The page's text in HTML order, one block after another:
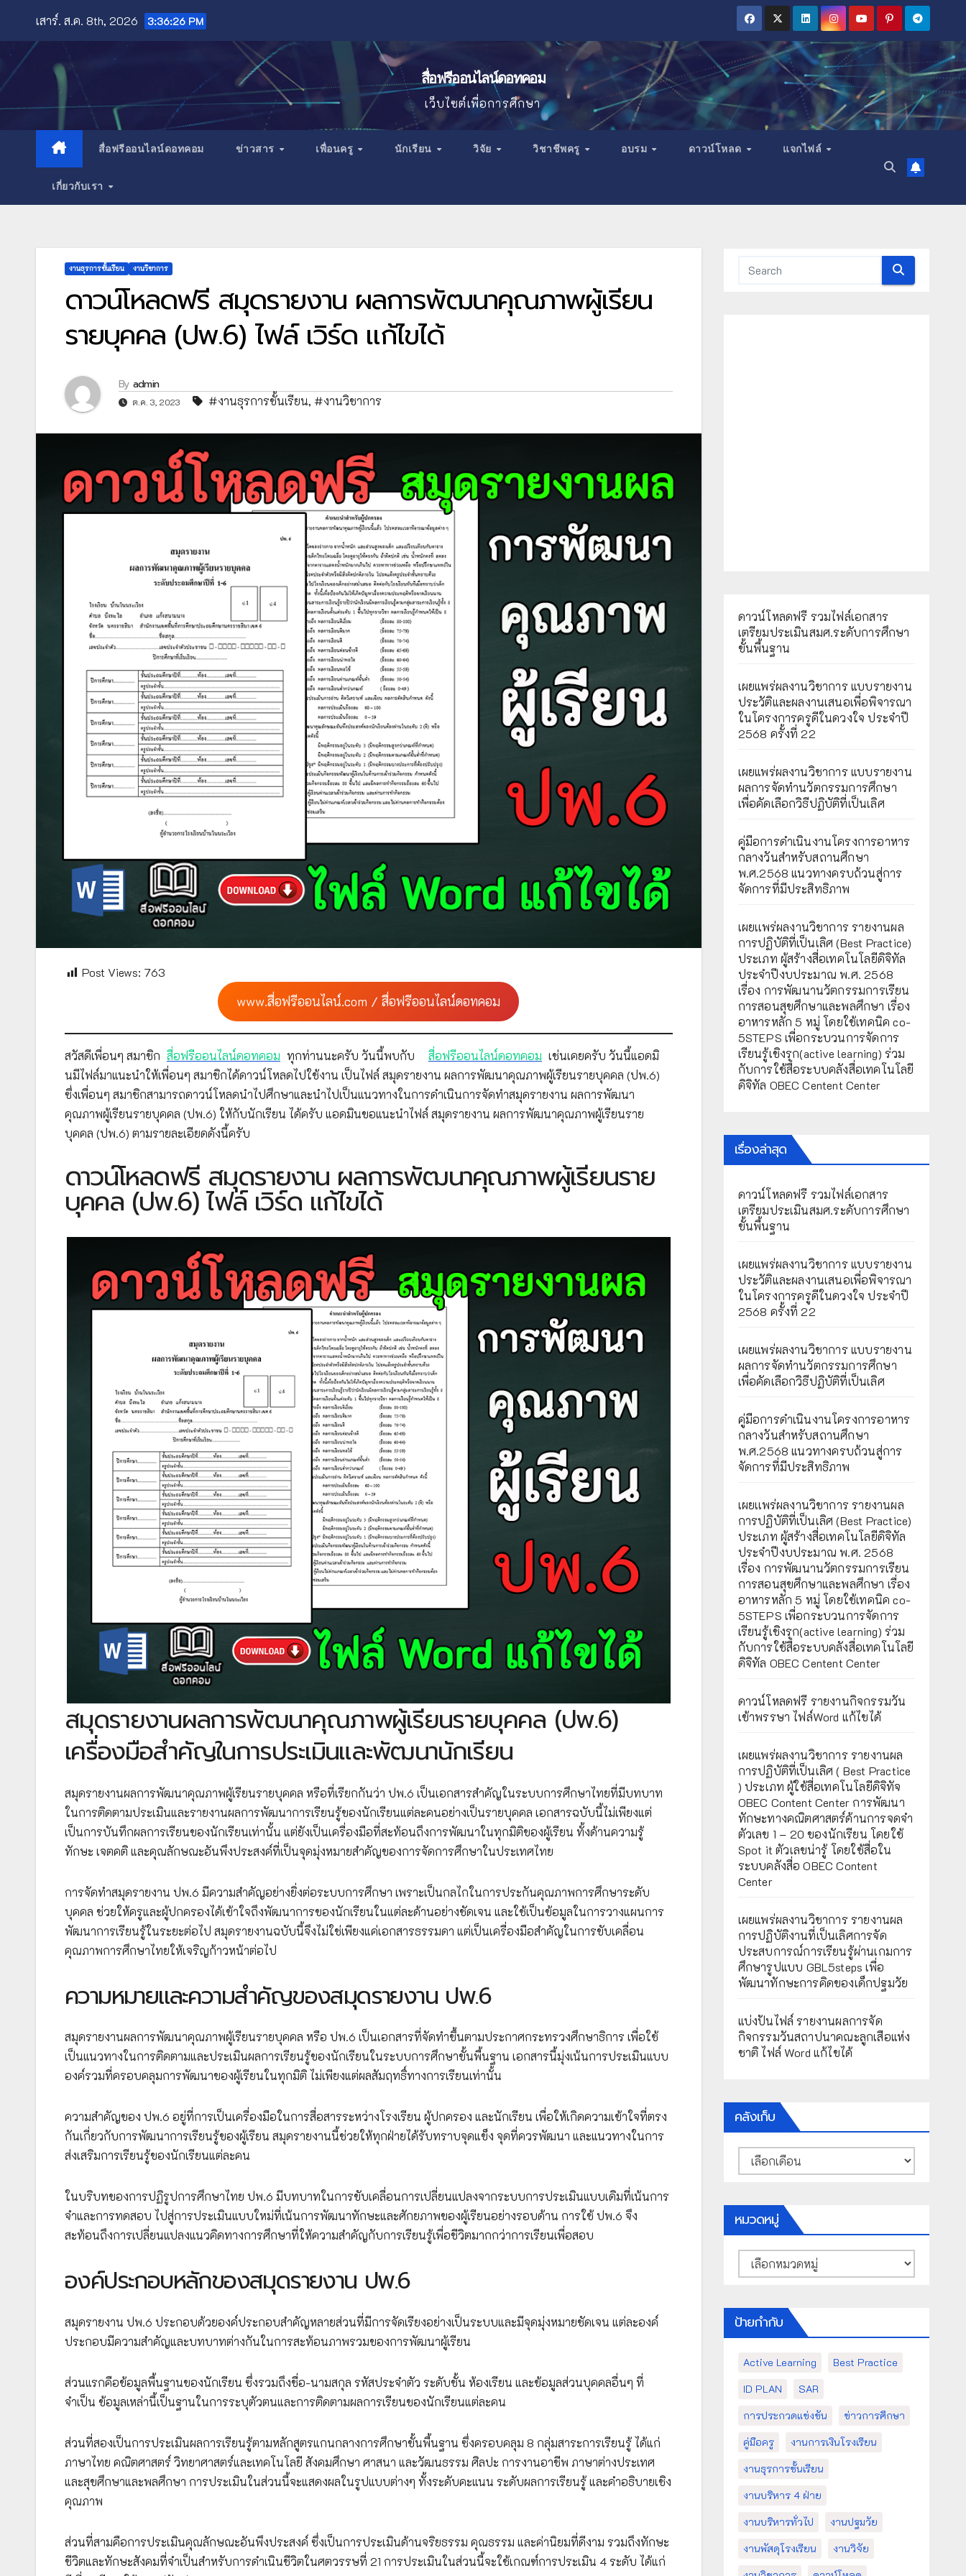
content
เสาร์. ส.ค. 8th, 2026 3:36:28 PM
สื่อฟรีออนไลน์ดอทคอม
เว็บไซต์เพื่อการศึกษา
สื่อฟรีออนไลน์ดอทคอม ข่าวสาร เพื่อนครู นักเรียน วิจัย วิชาชีพครู อบรม ดาวน์โหลด แจกไฟล์
เกี่ยวกับเรา
งานธุรการชั้นเรียน งานวิชาการ
ดาวน์โหลดฟรี สมุดรายงาน ผลการพัฒนาคุณภาพผู้เรียน
รายบุคคล (ปพ.6) ไฟล์ เวิร์ด แก้ไขได้
By admin
ต.ค. 3, 2023 #งานธุรการชั้นเรียน, #งานวิชาการ
Post Views: 763
www.สื่อฟรีออนไลน์.com / สื่อฟรีออนไลน์ดอทคอม
สวัสดีเพื่อนๆ สมาชิก สื่อฟรีออนไลน์ดอทคอม ทุกท่านนะครับ วันนี้พบกับ สื่อฟรีออนไลน์ดอทคอม เช่นเคยครับ วันนี้แอดมิ
นมีไฟล์มาแนะนำให้เพื่อนๆ สมาชิกได้ดาวน์โหลดไปใช้งาน เป็นไฟล์ สมุดรายงาน ผลการพัฒนาคุณภาพผู้เรียนรายบุคคล (ปพ.6)
ซึ่งเพื่อนๆ สมาชิกสามารถดาวน์โหลดนำไปศึกษาและนำไปเป็นแนวทางในการดำเนินการจัดทำสมุดรายงาน ผลการพัฒนา
คุณภาพผู้เรียนรายบุคคล (ปพ.6) ให้กับนักเรียน ได้ครับ แอดมินขอแนะนำไฟล์ สมุดรายงาน ผลการพัฒนาคุณภาพผู้เรียนราย
บุคคล (ปพ.6) ตามรายละเอียดดังนี้ครับ
ดาวน์โหลดฟรี สมุดรายงาน ผลการพัฒนาคุณภาพผู้เรียนราย
บุคคล (ปพ.6) ไฟล์ เวิร์ด แก้ไขได้
สมุดรายงานผลการพัฒนาคุณภาพผู้เรียนรายบุคคล (ปพ.6)
เครื่องมือสำคัญในการประเมินและพัฒนานักเรียน
สมุดรายงานผลการพัฒนาคุณภาพผู้เรียนรายบุคคล หรือที่เรียกกันว่า ปพ.6 เป็นเอกสารสำคัญในระบบการศึกษาไทยที่มีบทบาท
ในการติดตามประเมินและรายงานผลการพัฒนาการเรียนรู้ของนักเรียนแต่ละคนอย่างเป็นรายบุคคล เอกสารฉบับนี้ไม่เพียงแต่
เป็นการบันทึกผลการเรียนของนักเรียนเท่านั้น แต่ยังเป็นเครื่องมือที่สะท้อนถึงการพัฒนาในทุกมิติของผู้เรียน ทั้งด้านความรู้
ทักษะ เจตคติ และคุณลักษณะอันพึงประสงค์ที่เป็นจุดมุ่งหมายสำคัญของการจัดการศึกษาในประเทศไทย
การจัดทำสมุดรายงาน ปพ.6 มีความสำคัญอย่างยิ่งต่อระบบการศึกษา เพราะเป็นกลไกในการประกันคุณภาพการศึกษาระดับ
บุคคล ช่วยให้ครูและผู้ปกครองได้เข้าใจถึงพัฒนาการของนักเรียนในแต่ละด้านอย่างชัดเจน และใช้เป็นข้อมูลในการวางแผนการ
พัฒนาการเรียนรู้ในระยะต่อไป สมุดรายงานฉบับนี้จึงไม่ใช่เพียงแค่เอกสารธรรมดา แต่เป็นเครื่องมือสำคัญในการขับเคลื่อน
คุณภาพการศึกษาไทยให้เจริญก้าวหน้าต่อไป
ความหมายและความสำคัญของสมุดรายงาน ปพ.6
สมุดรายงานผลการพัฒนาคุณภาพผู้เรียนรายบุคคล หรือ ปพ.6 เป็นเอกสารที่จัดทำขึ้นตามประกาศกระทรวงศึกษาธิการ เพื่อใช้
เป็นแนวทางในการติดตามและประเมินผลการเรียนรู้ของนักเรียนในระบบการศึกษาขั้นพื้นฐาน เอกสารนี้มุ่งเน้นการประเมินแบบ
องค์รวมที่ครอบคลุมการพัฒนาของผู้เรียนในทุกมิติ ไม่เพียงแต่ผลสัมฤทธิ์ทางการเรียนเท่านั้น
ความสำคัญของ ปพ.6 อยู่ที่การเป็นเครื่องมือในการสื่อสารระหว่างโรงเรียน ผู้ปกครอง และนักเรียน เพื่อให้เกิดความเข้าใจที่ตรง
กันเกี่ยวกับการพัฒนาการเรียนรู้ของผู้เรียน สมุดรายงานนี้ช่วยให้ทุกฝ่ายได้รับทราบจุดแข็ง จุดที่ควรพัฒนา และแนวทางในการ
ส่งเสริมการเรียนรู้ของนักเรียนแต่ละคน
ในบริบทของการปฏิรูปการศึกษาไทย ปพ.6 มีบทบาทในการขับเคลื่อนการเปลี่ยนแปลงจากระบบการประเมินแบบเดิมที่เน้นการ
จำและการทดสอบ ไปสู่การประเมินแบบใหม่ที่เน้นการพัฒนาทักษะและศักยภาพของผู้เรียนอย่างรอบด้าน การใช้ ปพ.6 จึง
สะท้อนถึงการเปลี่ยนแปลงแนวคิดทางการศึกษาที่ให้ความสำคัญกับการเรียนรู้เพื่อชีวิตมากกว่าการเรียนเพื่อสอบ
องค์ประกอบหลักของสมุดรายงาน ปพ.6
สมุดรายงาน ปพ.6 ประกอบด้วยองค์ประกอบสำคัญหลายส่วนที่มีการจัดเรียงอย่างเป็นระบบและมีจุดมุ่งหมายชัดเจน แต่ละองค์
ประกอบมีความสำคัญและบทบาทต่างกันในการสะท้อนภาพรวมของการพัฒนาผู้เรียน
ส่วนแรกคือข้อมูลพื้นฐานของนักเรียน ซึ่งรวมถึงชื่อ-นามสกุล รหัสประจำตัว ระดับชั้น ห้องเรียน และข้อมูลส่วนบุคคลอื่นๆ ที่
จำเป็น ข้อมูลเหล่านี้เป็นฐานในการระบุตัวตนและการติดตามผลการเรียนของนักเรียนแต่ละคน
ส่วนที่สองเป็นการประเมินผลการเรียนรู้ตามหลักสูตรแกนกลางการศึกษาขั้นพื้นฐาน ซึ่งครอบคลุม 8 กลุ่มสาระการเรียนรู้ ได้แก่
ภาษาไทย คณิตศาสตร์ วิทยาศาสตร์และเทคโนโลยี สังคมศึกษา ศาสนา และวัฒนธรรม ศิลปะ การงานอาชีพ ภาษาต่างประเทศ
และสุขศึกษาและพลศึกษา การประเมินในส่วนนี้จะแสดงผลในรูปแบบต่างๆ ทั้งระดับคะแนน ระดับผลการเรียนรู้ และคำอธิบายเชิง
คุณภาพ
ส่วนที่สามคือการประเมินคุณลักษณะอันพึงประสงค์ ซึ่งเป็นการประเมินด้านจริยธรรม คุณธรรม และค่านิยมที่ดีงาม รวมถึงทักษะ
ชีวิตและทักษะสังคมที่จำเป็นสำหรับการดำเนินชีวิตในศตวรรษที่ 21 การประเมินในส่วนนี้จะใช้เกณฑ์การประเมิน 4 ระดับ ได้แก่
ดาวน์โหลดฟรี รวมไฟล์เอกสาร
เตรียมประเมินสมศ.ระดับการศึกษา
ขั้นพื้นฐาน
เผยแพร่ผลงานวิชาการ แบบรายงาน
ประวัติและผลงานเสนอเพื่อพิจารณา
ในโครงการครูดีในดวงใจ ประจำปี
2568 ครั้งที่ 22
เผยแพร่ผลงานวิชาการ แบบรายงาน
ผลการจัดทำนวัตกรรมการศึกษา
เพื่อคัดเลือกวิธีปฏิบัติที่เป็นเลิศ
คู่มือการดำเนินงานโครงการอาหาร
กลางวันสำหรับสถานศึกษา
พ.ศ.2568 แนวทางครบถ้วนสู่การ
จัดการที่มีประสิทธิภาพ
เผยเเพร่ผลงานวิชาการ รายงานผล
การปฏิบัติที่เป็นเลิศ (Best Practice)
ประเภท ผู้สร้างสื่อเทคโนโลยีดิจิทัล
ประจำปีงบประมาณ พ.ศ. 2568
เรื่อง การพัฒนานวัตกรรมการเรียน
การสอนสุขศึกษาและพลศึกษา เรื่อง
อาหารหลัก 5 หมู่ โดยใช้เทคนิค co-
5STEPS เพื่อกระบวนการจัดการ
เรียนรู้เชิงรุก(active learning) ร่วม
กับการใช้สื่อระบบคลังสื่อเทคโนโลยี
ดิจิทัล OBEC Centent Center
เรื่องล่าสุด
ดาวน์โหลดฟรี รวมไฟล์เอกสาร
เตรียมประเมินสมศ.ระดับการศึกษา
ขั้นพื้นฐาน
เผยแพร่ผลงานวิชาการ แบบรายงาน
ประวัติและผลงานเสนอเพื่อพิจารณา
ในโครงการครูดีในดวงใจ ประจำปี
2568 ครั้งที่ 22
เผยแพร่ผลงานวิชาการ แบบรายงาน
ผลการจัดทำนวัตกรรมการศึกษา
เพื่อคัดเลือกวิธีปฏิบัติที่เป็นเลิศ
คู่มือการดำเนินงานโครงการอาหาร
กลางวันสำหรับสถานศึกษา
พ.ศ.2568 แนวทางครบถ้วนสู่การ
จัดการที่มีประสิทธิภาพ
เผยเเพร่ผลงานวิชาการ รายงานผล
การปฏิบัติที่เป็นเลิศ (Best Practice)
ประเภท ผู้สร้างสื่อเทคโนโลยีดิจิทัล
ประจำปีงบประมาณ พ.ศ. 2568
เรื่อง การพัฒนานวัตกรรมการเรียน
การสอนสุขศึกษาและพลศึกษา เรื่อง
อาหารหลัก 5 หมู่ โดยใช้เทคนิค co-
5STEPS เพื่อกระบวนการจัดการ
เรียนรู้เชิงรุก(active learning) ร่วม
กับการใช้สื่อระบบคลังสื่อเทคโนโลยี
ดิจิทัล OBEC Centent Center
ดาวน์โหลดฟรี รายงานกิจกรรมวัน
เข้าพรรษา ไฟล์Word แก้ไขได้
เผยแพร่ผลงานวิชาการ รายงานผล
การปฏิบัติที่เป็นเลิศ ( Best Practice
) ประเภท ผู้ใช้สื่อเทคโนโลยีดิจิทัจ
OBEC Content Center การพัฒนา
ทักษะทางคณิตศาสตร์ด้านการจดจำ
ตัวเลข 1 – 20 ของนักเรียน โดยใช้
Spot it ตัวเลขน่ารู้ โดยใช้สื่อใน
ระบบคลังสื่อ OBEC Content
Center
เผยแพร่ผลงานวิชาการ รายงานผล
การปฏิบัติงานที่เป็นเลิศการจัด
ประสบการณ์การเรียนรู้ผ่านเกมการ
ศึกษารูปแบบ GBL5steps เพื่อ
พัฒนาทักษะการคิดของเด็กปฐมวัย
แบ่งปันไฟล์ รายงานผลการจัด
กิจกรรมวันสถาปนาคณะลูกเสือแห่ง
ชาติ ไฟล์ Word แก้ไขได้
คลังเก็บ
คลัง
เก็บ
หมวดหมู่
หมวด
หมู่
ป้ายกำกับ
Active Learning
Best Practice
ID PLAN
SAR
การประกวดแข่งขัน
ข่าวการศึกษา
คู่มือครู
งานการเงินโรงเรียน
งานธุรการชั้นเรียน
งานบริหาร 4 ฝ่าย
งานบริหารทั่วไป
งานปฐมวัย
งานพัสดุโรงเรียน
งานวิจัย